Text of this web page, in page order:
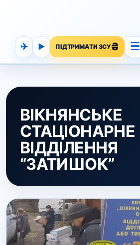
✈ ▶ ПІДТРИМАТИ ЗСУ ☰
ВІКНЯНСЬКЕ
СТАЦІОНАРНЕ
ВІДДІЛЕННЯ
“ЗАТИШОК”